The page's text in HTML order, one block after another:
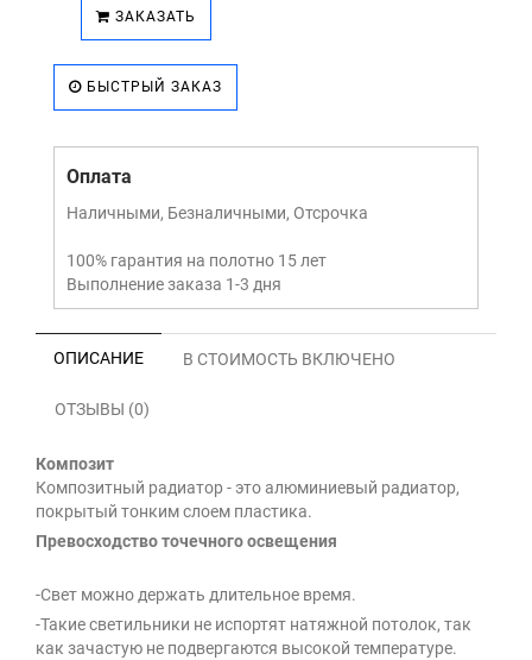
ЗАКАЗАТЬ
БЫСТРЫЙ ЗАКАЗ
Оплата
Наличными, Безналичными, Отсрочка
100% гарантия на полотно 15 лет
Выполнение заказа 1-3 дня
ОПИСАНИЕ В СТОИМОСТЬ ВКЛЮЧЕНО
ОТЗЫВЫ (0)
Композит
Композитный радиатор - это алюминиевый радиатор,
покрытый тонким слоем пластика.
Превосходство точечного освещения
-Свет можно держать длительное время.
-Такие светильники не испортят натяжной потолок, так
как зачастую не подвергаются высокой температуре.